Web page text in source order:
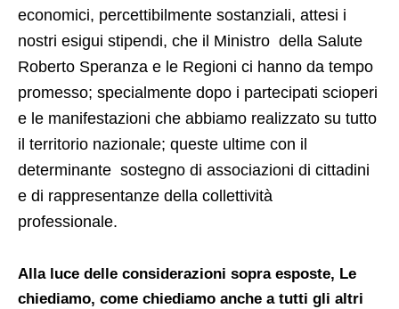
economici, percettibilmente sostanziali, attesi i
nostri esigui stipendi, che il Ministro della Salute
Roberto Speranza e le Regioni ci hanno da tempo
promesso; specialmente dopo i partecipati scioperi
e le manifestazioni che abbiamo realizzato su tutto
il territorio nazionale; queste ultime con il
determinante sostegno di associazioni di cittadini
e di rappresentanze della collettività
professionale.
Alla luce delle considerazioni sopra esposte, Le
chiediamo, come chiediamo anche a tutti gli altri